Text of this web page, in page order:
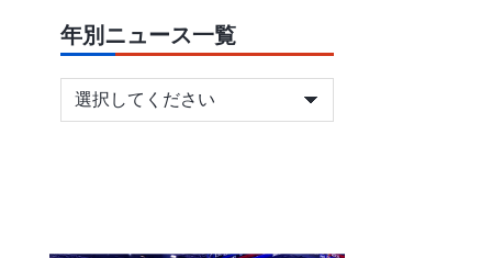
年別ニュース一覧